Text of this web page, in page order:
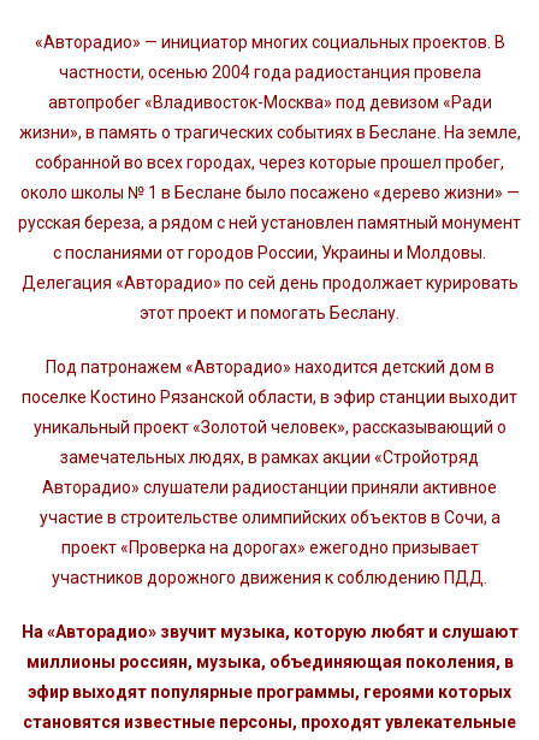
«Авторадио» — инициатор многих социальных проектов. В
частности, осенью 2004 года радиостанция провела
автопробег «Владивосток-Москва» под девизом «Ради
жизни», в память о трагических событиях в Беслане. На земле,
собранной во всех городах, через которые прошел пробег,
около школы № 1 в Беслане было посажено «дерево жизни» —
русская береза, а рядом с ней установлен памятный монумент
с посланиями от городов России, Украины и Молдовы.
Делегация «Авторадио» по сей день продолжает курировать
этот проект и помогать Беслану.
Под патронажем «Авторадио» находится детский дом в
поселке Костино Рязанской области, в эфир станции выходит
уникальный проект «Золотой человек», рассказывающий о
замечательных людях, в рамках акции «Стройотряд
Авторадио» слушатели радиостанции приняли активное
участие в строительстве олимпийских объектов в Сочи, а
проект «Проверка на дорогах» ежегодно призывает
участников дорожного движения к соблюдению ПДД.
На «Авторадио» звучит музыка, которую любят и слушают
миллионы россиян, музыка, объединяющая поколения, в
эфир выходят популярные программы, героями которых
становятся известные персоны, проходят увлекательные